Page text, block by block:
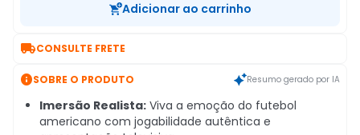
Adicionar ao carrinho
CONSULTE FRETE
SOBRE O PRODUTO Resumo gerado por IA
Imersão Realista: Viva a emoção do futebol
americano com jogabilidade autêntica e